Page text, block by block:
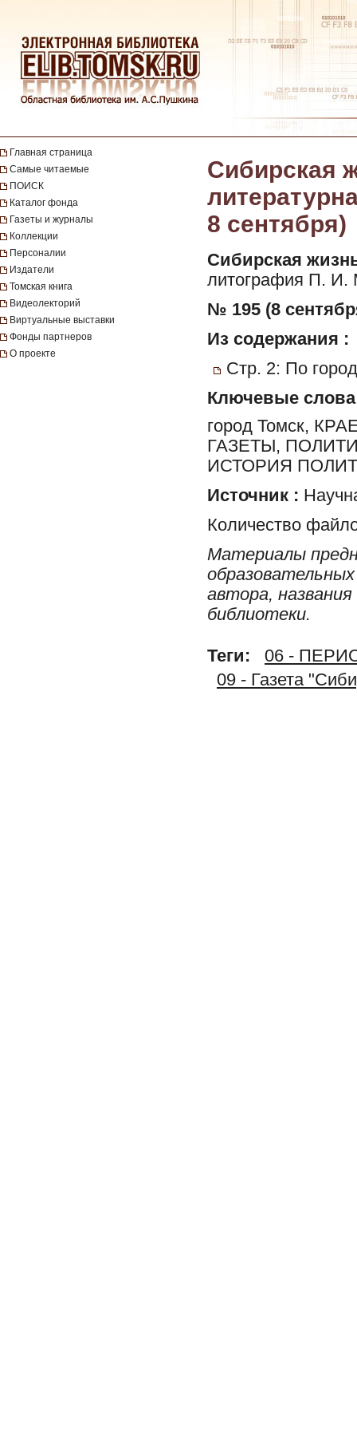
Главная страница
Самые читаемые
ПОИСК
Каталог фонда
Газеты и журналы
Коллекции
Персоналии
Издатели
Томская книга
Видеолекторий
Виртуальные выставки
Фонды партнеров
О проекте
Сибирская
8 сентября)
Сибирская
литография П. И.
№ 195 (8
Из содержания :
Стр. 2: По
Ключевые слова
город Томск,
ГАЗЕТЫ,
ИСТОРИЯ
Источник :
Количество
Материалы
автора,
библиотеки.
Теги:
06 -
09 - Газета